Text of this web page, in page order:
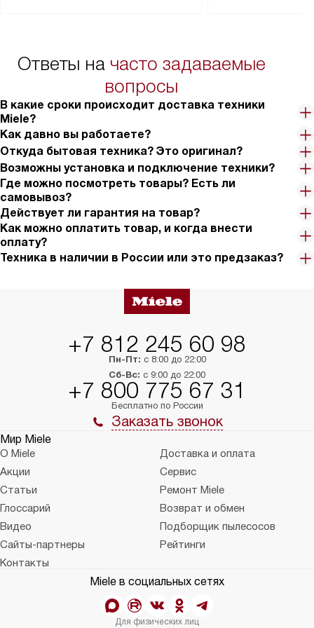
в условиях
Ответы на часто задаваемые
вопросы
В какие сроки происходит доставка техники
Miele?
Как давно вы работаете?
Откуда бытовая техника? Это оригинал?
Возможны установка и подключение техники?
Где можно посмотреть товары? Есть ли
самовывоз?
Действует ли гарантия на товар?
Как можно оплатить товар, и когда внести
оплату?
Техника в наличии в России или это предзаказ?
+7 812 245 60 98
Пн-Пт: с 8:00 до 22:00
Сб-Вс: с 9:00 до 22:00
+7 800 775 67 31
Бесплатно по России
Заказать звонок
Мир Miele
О Miele
Доставка и оплата
Акции
Сервис
Статьи
Ремонт Miele
Глоссарий
Возврат и обмен
Видео
Подборщик пылесосов
Сайты-партнеры
Рейтинги
Контакты
Miele в социальных сетях
Для физических лиц